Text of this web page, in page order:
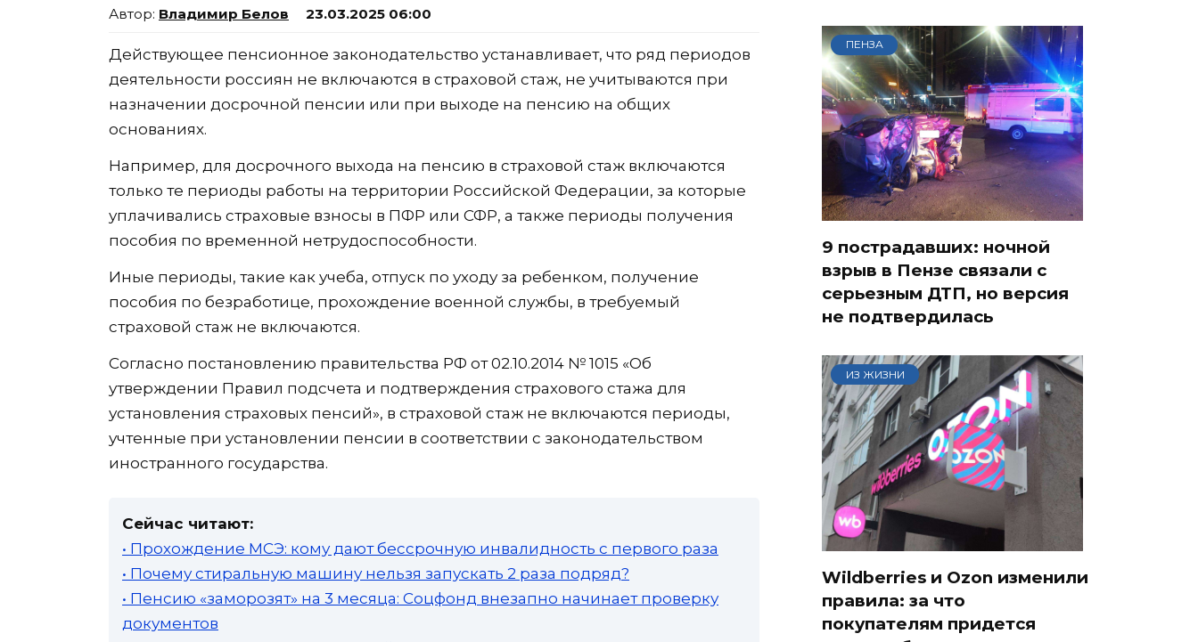
Владимир Белов 23.03.2025 06:00
Действующее пенсионное законодательство устанавливает, что ряд периодов
деятельности россиян не включаются в страховой стаж, не учитываются при
назначении досрочной пенсии или при выходе на пенсию на общих
основаниях.
Например, для досрочного выхода на пенсию в страховой стаж включаются
только те периоды работы на территории Российской Федерации, за которые
уплачивались страховые взносы в ПФР или СФР, а также периоды получения
пособия по временной нетрудоспособности.
Иные периоды, такие как учеба, отпуск по уходу за ребенком, получение
пособия по безработице, прохождение военной службы, в требуемый
страховой стаж не включаются.
Согласно постановлению правительства РФ от 02.10.2014 № 1015 «Об
утверждении Правил подсчета и подтверждения страхового стажа для
установления страховых пенсий», в страховой стаж не включаются периоды,
учтенные при установлении пенсии в соответствии с законодательством
иностранного государства.
Сейчас читают:
• Прохождение МСЭ: кому дают бессрочную инвалидность с первого раза
• Почему стиральную машину нельзя запускать 2 раза подряд?
• Пенсию «заморозят» на 3 месяца: Соцфонд внезапно начинает проверку
документов
ПЕНЗА
9 пострадавших: ночной
взрыв в Пензе связали с
серьезным ДТП, но версия
не подтвердилась
ИЗ ЖИЗНИ
Wildberries и Ozon изменили
правила: за что
покупателям придется